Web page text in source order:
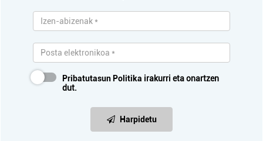
Pribatutasun Politika irakurri eta onartzen
dut.
Harpidetu